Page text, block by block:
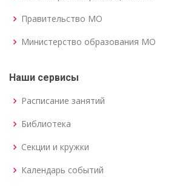
Правительство МО
Министерство образования МО
Наши сервисы
Расписание занятий
Библиотека
Секции и кружки
Календарь событий